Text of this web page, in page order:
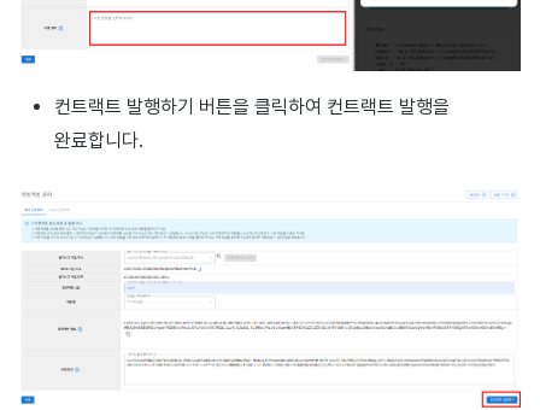
컨트랙트 발행하기 버튼을 클릭하여 컨트랙트 발행을
완료합니다.